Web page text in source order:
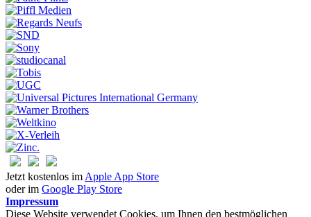
Jetzt kostenlos im Apple App Store
oder im Google Play Store
Impressum
Diese Website verwendet Cookies, um Ihnen den bestmöglichen